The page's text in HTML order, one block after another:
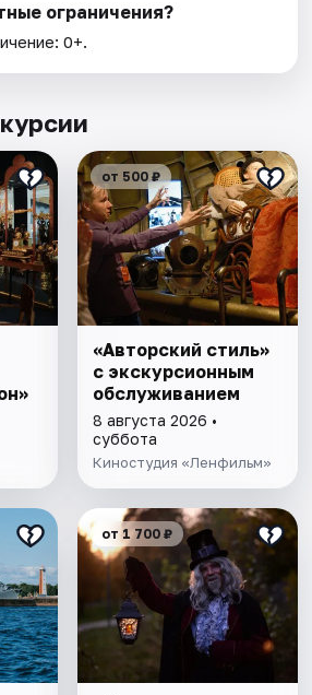
ограничения?
0+.
от 500 ₽
«Авторский стиль»
с экскурсионным
обслуживанием
8 августа 2026 •
суббота
Киностудия «Ленфильм»
от 1 700 ₽